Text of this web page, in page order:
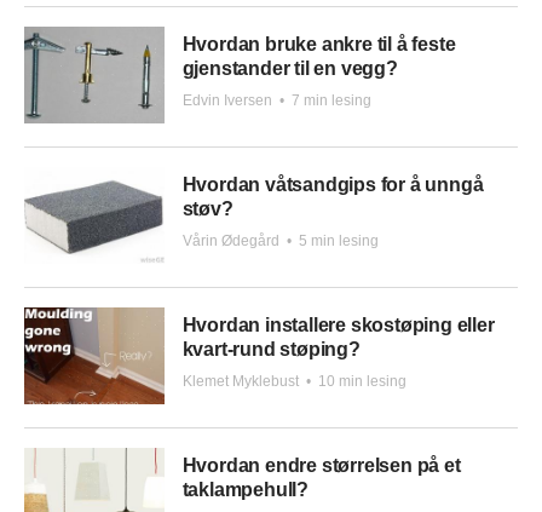
Hvordan bruke ankre til å feste
gjenstander til en vegg?
Edvin Iversen • 7 min lesing
Hvordan våtsandgips for å unngå
støv?
Vårin Ødegård • 5 min lesing
Hvordan installere skostøping eller
kvart-rund støping?
Klemet Myklebust • 10 min lesing
Hvordan endre størrelsen på et
taklampehull?